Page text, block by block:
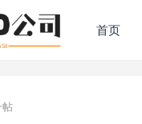
首页
帖